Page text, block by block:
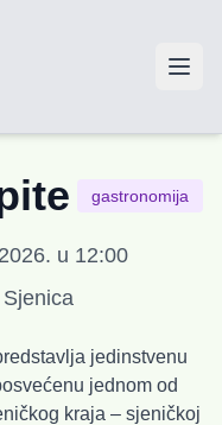
gastronomija
u 12:00
jedinstvenu
jednom od
kraja – sjeničkoj